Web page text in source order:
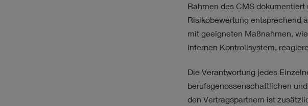
Rahmen des CMS
Risikobewertung entsprechend
mit geeigneten Maßnahmen,
internen Kontrollsystem,
Die Verantwortung jedes
berufsgenossenschaftlichen
den Vertragspartnern ist